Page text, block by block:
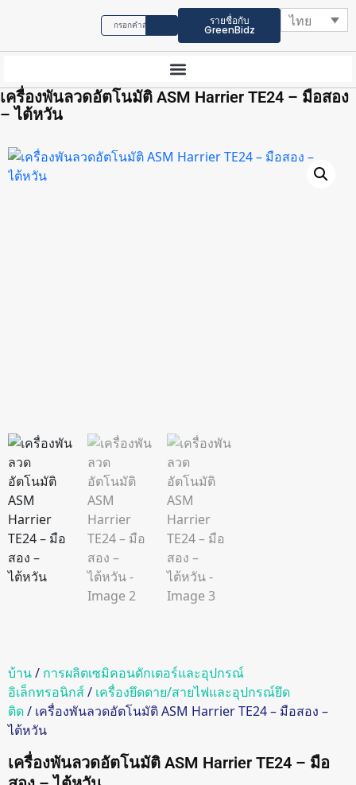
รายชื่อกับ
GreenBidz
ไทย
เครื่องพันลวดอัตโนมัติ ASM Harrier TE24 – มือสอง
– ไต้หวัน
บ้าน/ การผลิตเซมิคอนดักเตอร์และอุปกรณ์
อิเล็กทรอนิกส์/ เครื่องยึดดาย/สายไฟและอุปกรณ์ยึด
ติด/ เครื่องพันลวดอัตโนมัติ ASM Harrier TE24 – มือสอง –
ไต้หวัน
เครื่องพันลวดอัตโนมัติ ASM Harrier TE24 – มือ